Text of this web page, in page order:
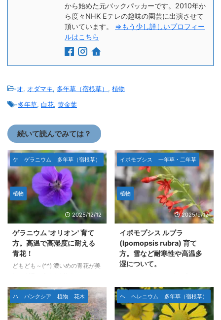
から始めた元バックパッカーです。2010年か
ら度々NHK Eテレの趣味の園芸に出演させて
頂いています。 ⇒もう少し詳しいプロフィー
ルはこちら
-オ, オダマキ, 多年草（宿根草） , 植物
-多年草, 白花, 黄金葉
続いて読んでみては？
ケ ゲラニウム 多年草（宿根草）
植物
2025/12/12
ゲラニウム 'オリオン' 育て
方。高温で高湿度に耐える
青花！
どもども～(^^) 濃いめの青花が美
ついてです。 庭植えや地植えで
名古屋市地域の夏のような高温多
湿の環境を超えられるゲラニウム
イポモプシス 一年草・二年草
植物
2025/9/12
イポモプシス ルブラ
(Ipomopsis rubra) 育て
方。雪など耐寒性や高温多
湿について。
ルブラ (Ipomopsis rubra)はアメ
リカの南西部に分布している二年
草です。 咲いたら枯れる二年草
です。 エキゾチックなオレンジ
ハ バンクシア 植物 花木 ヘ ヘレニウム 多年草（宿根草）